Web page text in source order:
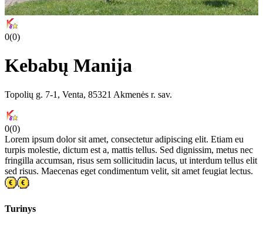
0(0)
Kebabų Manija
Topolių g. 7-1, Venta, 85321 Akmenės r. sav.
0(0)
Lorem ipsum dolor sit amet, consectetur adipiscing elit. Etiam eu
turpis molestie, dictum est a, mattis tellus. Sed dignissim, metus nec
fringilla accumsan, risus sem sollicitudin lacus, ut interdum tellus elit
sed risus. Maecenas eget condimentum velit, sit amet feugiat lectus.
Turinys